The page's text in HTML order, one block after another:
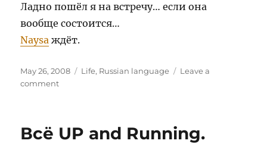
Ладно пошёл я на встречу… если она
вообще состоится…
Naysa ждёт.
Posted
on
May 26, 2008 Categories
Life, Russian language
Leave a
commenton
Всё UP and Running.